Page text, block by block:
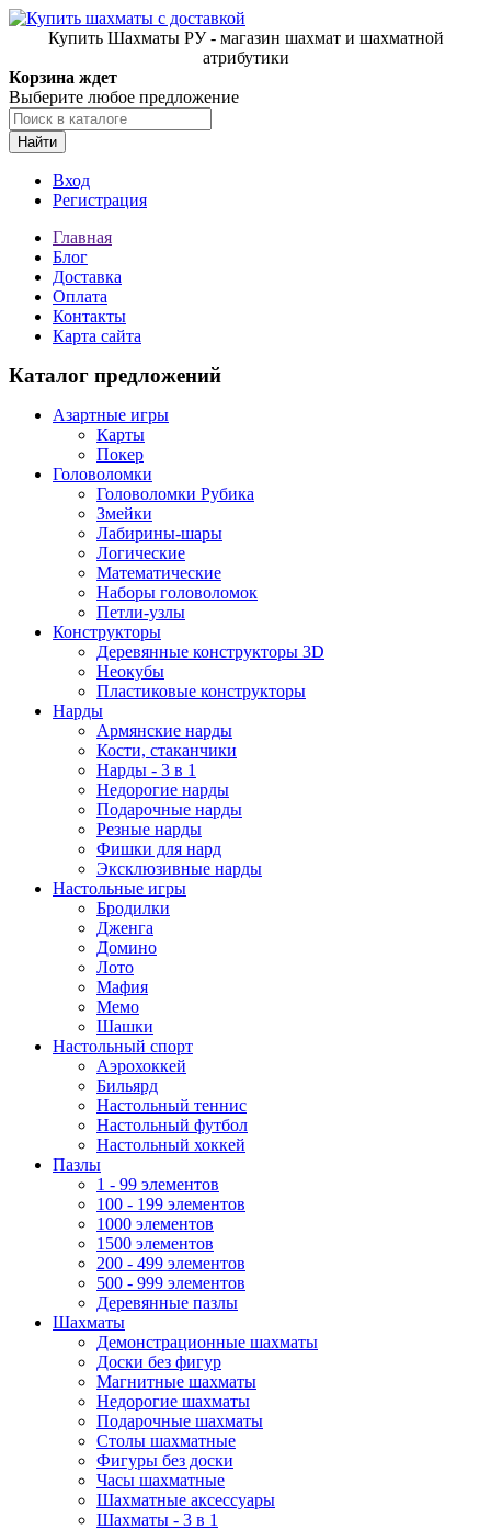
Купить Шахматы РУ - магазин шахмат и шахматной
атрибутики
Корзина ждет
Выберите любое предложение
Найти
Вход
Регистрация
Главная
Блог
Доставка
Оплата
Контакты
Карта сайта
Каталог предложений
Азартные игры
Карты
Покер
Головоломки
Головоломки Рубика
Змейки
Лабирины-шары
Логические
Математические
Наборы головоломок
Петли-узлы
Конструкторы
Деревянные конструкторы 3D
Неокубы
Пластиковые конструкторы
Нарды
Армянские нарды
Кости, стаканчики
Нарды - 3 в 1
Недорогие нарды
Подарочные нарды
Резные нарды
Фишки для нард
Эксклюзивные нарды
Настольные игры
Бродилки
Дженга
Домино
Лото
Мафия
Мемо
Шашки
Настольный спорт
Аэрохоккей
Бильярд
Настольный теннис
Настольный футбол
Настольный хоккей
Пазлы
1 - 99 элементов
100 - 199 элементов
1000 элементов
1500 элементов
200 - 499 элементов
500 - 999 элементов
Деревянные пазлы
Шахматы
Демонстрационные шахматы
Доски без фигур
Магнитные шахматы
Недорогие шахматы
Подарочные шахматы
Столы шахматные
Фигуры без доски
Часы шахматные
Шахматные аксессуары
Шахматы - 3 в 1